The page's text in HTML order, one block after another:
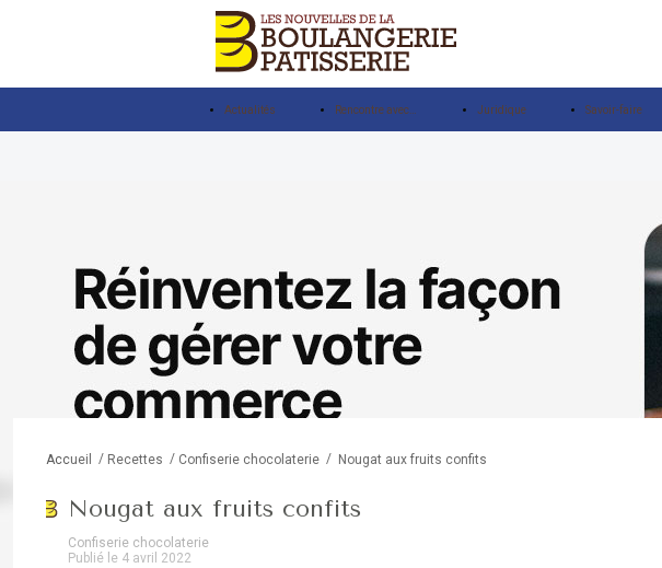
Actualités Rencontre avec… Juridique Savoir-faire
Accueil / Recettes / Confiserie chocolaterie / Nougat aux fruits confits
Nougat aux fruits confits
Confiserie chocolaterie
Publié le 4 avril 2022